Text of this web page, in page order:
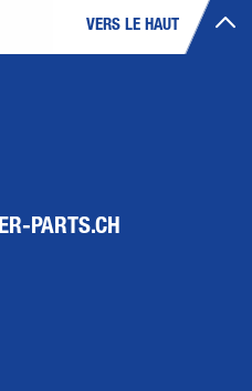
VERS LE HAUT
PARTS.CH